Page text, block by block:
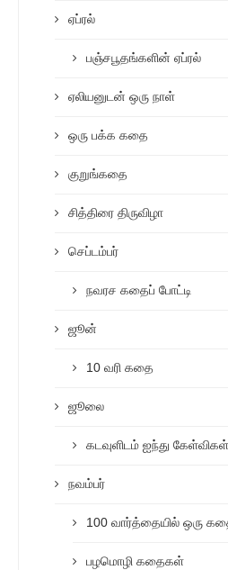
ஏப்ரல்
பஞ்சபூதங்களின் ஏப்ரல்
ஏலியனுடன் ஒரு நாள்
ஒரு பக்க கதை
குறுங்கதை
சித்திரை திருவிழா
செப்டம்பர்
நவரச கதைப் போட்டி
ஜூன்
10 வரி கதை
ஜூலை
கடவுளிடம் ஐந்து கேள்விகள்
நவம்பர்
100 வார்த்தையில் ஒரு
பழமொழி கதைகள்